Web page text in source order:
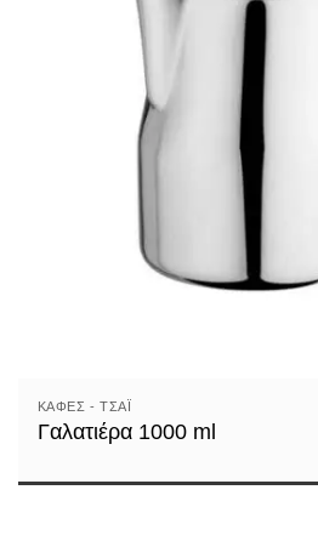
ΚΑΦΈΣ - ΤΣΆΙ
Γαλατιέρα 1000 ml